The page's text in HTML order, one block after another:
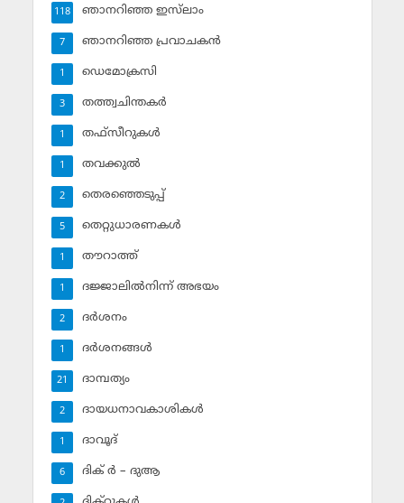
ഞാനറിഞ്ഞ ഇസ്‌ലാം
118
ഞാനറിഞ്ഞ പ്രവാചകന്‍
7
ഡെമോക്രസി
1
തത്ത്വചിന്തകര്‍
3
തഫ്‌സീറുകള്‍
1
തവക്കുല്‍
1
തെരഞ്ഞെടുപ്പ്
2
തെറ്റുധാരണകള്‍
5
തൗറാത്ത്
1
ദജ്ജാലില്‍നിന്ന് അഭയം
1
ദര്‍ശനം
2
ദര്‍ശനങ്ങള്‍
1
ദാമ്പത്യം
21
ദായധനാവകാശികള്‍
2
ദാവൂദ്‌
1
ദിക് ര്‍ – ദുആ
6